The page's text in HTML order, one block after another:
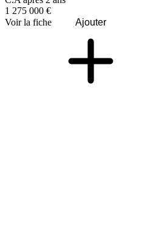
1 275 000 €
Voir la fiche
Ajouter